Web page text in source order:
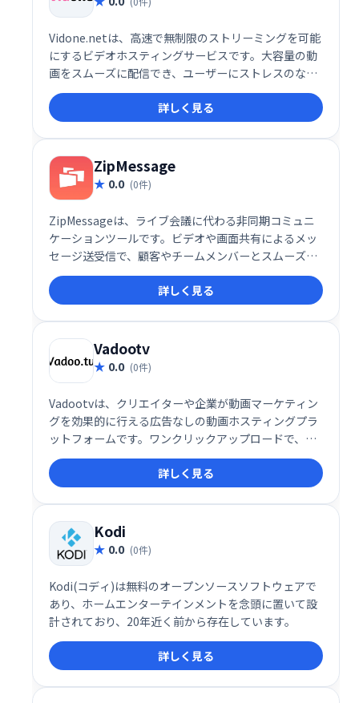
Vidone.netは、高速で無制限のストリーミングを可能
にするビデオホスティングサービスです。大容量の動
画をスムーズに配信でき、ユーザーにストレスのない
快適な視聴体験を提供します。企業やコンテンツクリ
エイターにとって、効率的な動画配信を支援する理想
的なソリューションです。
詳しく見る
ZipMessage
0.0 (0件)
ZipMessageは、ライブ会議に代わる非同期コミュニ
ケーションツールです。ビデオや画面共有によるメッ
セージ送受信で、顧客やチームメンバーとスムーズに
連携できます。パーソナライズされたリンクで非同期
会話を開始し、効率的なコミュニケーションを実現し
ます。
詳しく見る
Vadootv
0.0 (0件)
Vadootvは、クリエイターや企業が動画マーケティン
グを効果的に行える広告なしの動画ホスティングプラ
ットフォームです。ワンクリックアップロードで、動
画の記録、管理、共有を簡単に実現。Vimeo、
Wistia、Vidyardに代わる選択肢として、幅広いリーチ
拡大をサポートします。
詳しく見る
Kodi
0.0 (0件)
Kodi(コディ)は無料のオープンソースソフトウェアで
あり、ホームエンターテインメントを念頭に置いて設
計されており、20年近く前から存在しています。
詳しく見る